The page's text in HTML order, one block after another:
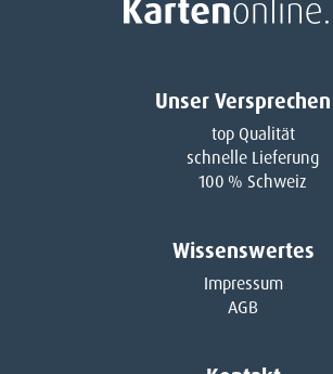
Unser Versprechen
top Qualität
schnelle Lieferung
100 % Schweiz
Wissenswertes
Impressum
AGB